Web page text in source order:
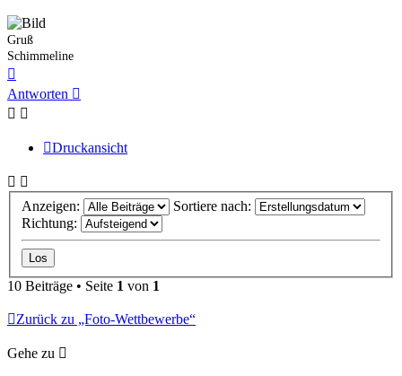
Gruß
Schimmeline
oben
Antworten
Druckansicht
Anzeigen:
Sortiere nach:
Richtung:
10 Beiträge • Seite 1 von 1
Zurück zu „Foto-Wettbewerbe“
Gehe zu